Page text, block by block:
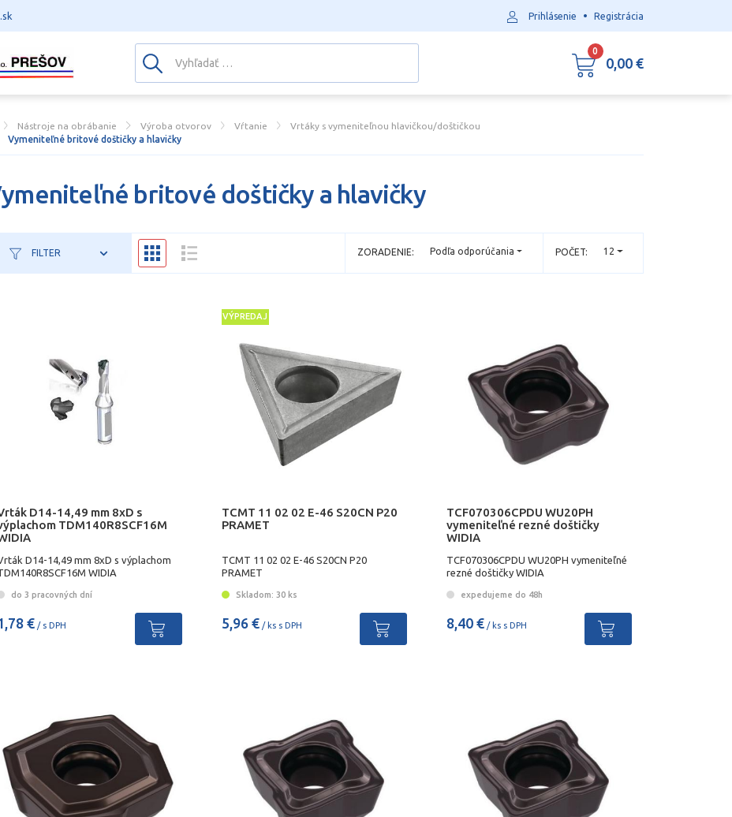
Nástroje na obrábanie Výroba otvorov Vŕtanie
Vrtáky s vymeniteľnou hlavičkou/doštičkou
Vymeniteľné britové doštičky a hlavičky
britové doštičky a hlavičky
FILTER POČET: 12
ZORADENIE: Podľa odporúčania
D14-14,49 mm 8xD s
TDM140R8SCF16M
D14-14,49 mm 8xD s výplachom
WIDIA
do 3 pracovných dní
€ / s DPH
VÝPREDAJ
TCMT 11 02 02 E-46 S20CN P20
PRAMET
TCMT 11 02 02 E-46 S20CN P20
PRAMET
Skladom: 30 ks
5,96 €/ ks s DPH
TCF070306CPDU WU20PH
vymeniteľné rezné doštičky
WIDIA
TCF070306CPDU WU20PH vymeniteľné
rezné doštičky WIDIA
expedujeme do 48h
8,40 €/ ks s DPH
Prihlásenie • Registrácia
0
0,00 €